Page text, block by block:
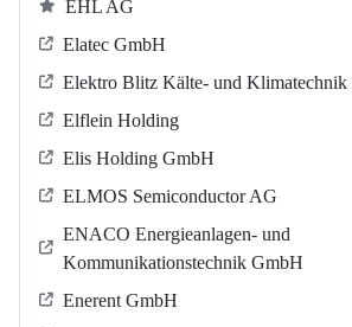
EHL AG
Elatec GmbH
Elektro Blitz Kälte- und Klimatechnik
Elflein Holding
Elis Holding GmbH
ELMOS Semiconductor AG
ENACO Energieanlagen- und
Kommunikationstechnik GmbH
Enerent GmbH